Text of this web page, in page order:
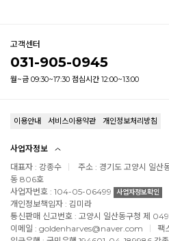
고객센터
031-905-0945
월~금 09:30~17:30 점심시간 12:00~13:00
이용안내 서비스이용약관 개인정보처리방침
사업자정보
대표자 : 강종수
주소 : 경기도 고양시 일산
동 806호
사업자번호 : 104-05-06499
사업자정보확인
개인정보책임자 : 김미라
통신판매 신고번호 : 고양시 일산동구청 제
이메일 : goldenharves@naver.com
팩